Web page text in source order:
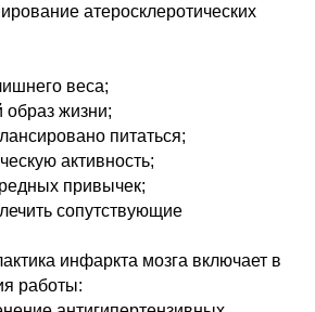
атеросклеротических
веса;
образ жизни;
питаться;
активность;
привычек;
сопутствующие
инфаркта мозга включает в
работы: